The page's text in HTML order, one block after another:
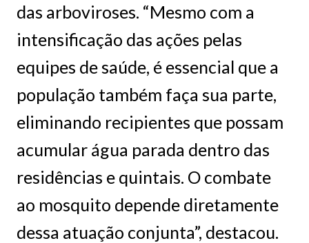
das arboviroses. “Mesmo com a
intensificação das ações pelas
equipes de saúde, é essencial que a
população também faça sua parte,
eliminando recipientes que possam
acumular água parada dentro das
residências e quintais. O combate
ao mosquito depende diretamente
dessa atuação conjunta”, destacou.